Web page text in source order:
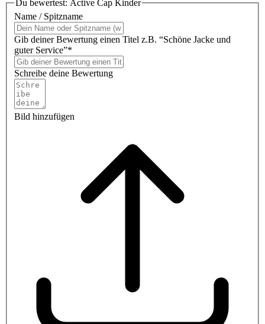
Du bewertest: Active Cap Kinder
Name / Spitzname
Gib deiner Bewertung einen Titel z.B. “Schöne Jacke und
guter Service”*
Schreibe deine Bewertung
Bild hinzufügen